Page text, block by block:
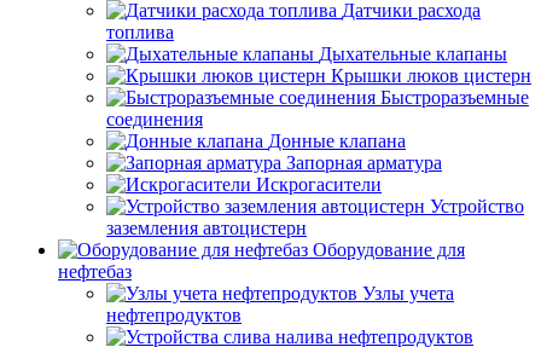
Датчики расхода
топлива
Дыхательные клапаны
Крышки люков цистерн
Быстроразъемные
соединения
Донные клапана
Запорная арматура
Искрогасители
Устройство
заземления автоцистерн
Оборудование для
нефтебаз
Узлы учета
нефтепродуктов